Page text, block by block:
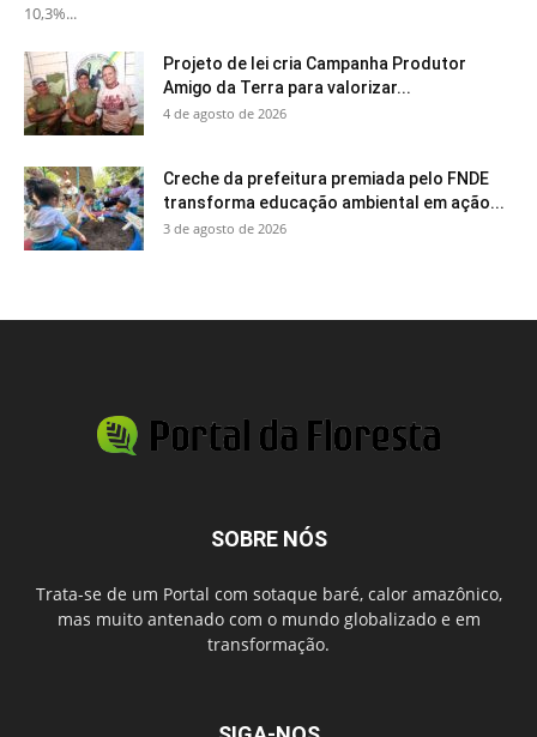
10,3%...
Projeto de lei cria Campanha Produtor
Amigo da Terra para valorizar...
4 de agosto de 2026
Creche da prefeitura premiada pelo FNDE
transforma educação ambiental em ação...
3 de agosto de 2026
SOBRE NÓS
Trata-se de um Portal com sotaque baré, calor amazônico,
mas muito antenado com o mundo globalizado e em
transformação.